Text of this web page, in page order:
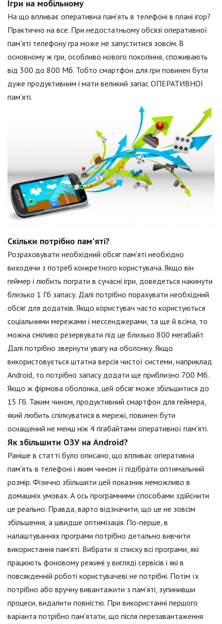
Ігри на мобільному
На що впливає оперативна пам'ять в телефоні в плані ігор?
Практично на все. При недостатньому обсязі оперативної
пам'яті телефону гра може не запуститися зовсім. В
основному ж гри, особливо нового покоління, споживають
від 300 до 800 Мб. Тобто смартфон для гри повинен бути
дуже продуктивним і мати великий запас ОПЕРАТИВНОЇ
пам'яті.
Скільки потрібно пам'яті?
Розраховувати необхідний обсяг пам'яті необхідно
виходячи з потреб конкретного користувача. Якщо він
геймер і любить пограти в сучасні ігри, доведеться накинути
близько 1 Гб запасу. Далі потрібно порахувати необхідний
обсяг для додатків. Якщо користувач часто користуються
соціальними мережами і мессенджерами, та ще й всіма, то
можна сміливо резервувати під це близько 800 мегабайт.
Далі потрібно звернути увагу на оболонку. Якщо
використовується штатна версія чистої системи, наприклад
Android, то потрібно запасу додати ще приблизно 700 Мб.
Якщо ж фірмова оболонка, цей обсяг може збільшитися до
15 Гб. Таким чином, продуктивний смартфон для геймера,
який любить спілкуватися в мережі, повинен бути
оснащений не менш ніж 4 гігабайтами оперативної пам'яті.
Як збільшити ОЗУ на Android?
Раніше в статті було описано, що впливає оперативна
пам'ять в телефоні і яким чином її підібрати оптимальний
розмір. Фізично збільшити цей показник неможливо в
домашніх умовах. А ось програмними способами здійснити
це реально. Правда, варто відзначити, що це не зовсім
збільшення, а швидше оптимізація. По-перше, в
налаштуваннях програми потрібно детально вивчити
використання пам'яті. Вибрати зі списку всі програми, які
працюють фоновому режимі у вигляді сервісів і які в
повсякденній роботі користувачеві не потрібні. Потім їх
потрібно або вручну вивантажити з пам'яті, зупинивши
процеси, видалити повністю. При використанні першого
варіанта потрібно пам'ятати, що після перезавантаження